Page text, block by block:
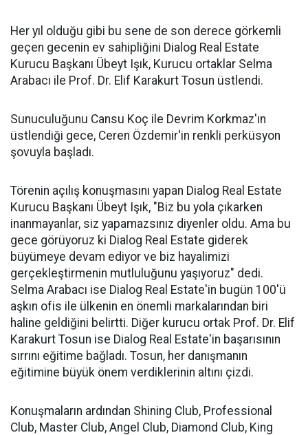
Her yıl olduğu gibi bu sene de son derece görkemli
geçen gecenin ev sahipliğini Dialog Real Estate
Kurucu Başkanı Übeyt Işık, Kurucu ortaklar Selma
Arabacı ile Prof. Dr. Elif Karakurt Tosun üstlendi.
Sunuculuğunu Cansu Koç ile Devrim Korkmaz'ın
üstlendiği gece, Ceren Özdemir'in renkli perküsyon
şovuyla başladı.
Törenin açılış konuşmasını yapan Dialog Real Estate
Kurucu Başkanı Übeyt Işık, "Biz bu yola çıkarken
inanmayanlar, siz yapamazsınız diyenler oldu. Ama bu
gece görüyoruz ki Dialog Real Estate giderek
büyümeye devam ediyor ve biz hayalimizi
gerçekleştirmenin mutluluğunu yaşıyoruz" dedi.
Selma Arabacı ise Dialog Real Estate'in bugün 100'ü
aşkın ofis ile ülkenin en önemli markalarından biri
haline geldiğini belirtti. Diğer kurucu ortak Prof. Dr. Elif
Karakurt Tosun ise Dialog Real Estate'in başarısının
sırrını eğitime bağladı. Tosun, her danışmanın
eğitimine büyük önem verdiklerinin altını çizdi.
Konuşmaların ardından Shining Club, Professional
Club, Master Club, Angel Club, Diamond Club, King